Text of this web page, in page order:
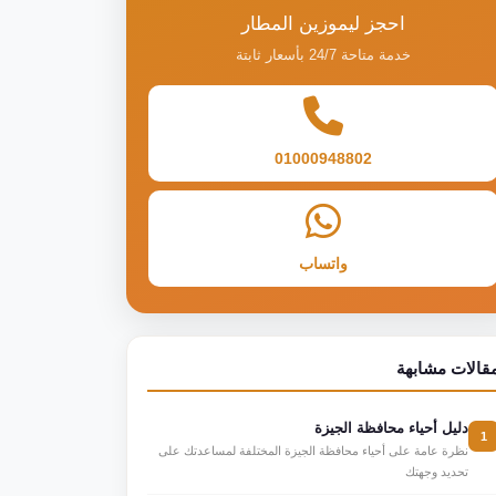
احجز ليموزين المطار
خدمة متاحة 24/7 بأسعار ثابتة
01000948802
واتساب
مشابهة
1 دليل أحياء محافظة الجيزة
نظرة عامة على أحياء محافظة الجيزة المختلفة لمساعدتك على
تحديد وجهتك